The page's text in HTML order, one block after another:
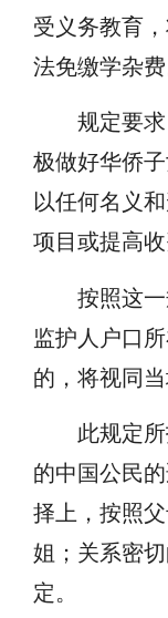
受义务教育
法免缴学杂费
规定要求
极做好华侨
以任何名义
项目或提高收
按照这一
监护人户口
的，将视同
此规定所
的中国公民
择上，按照
姐；关系密
定。